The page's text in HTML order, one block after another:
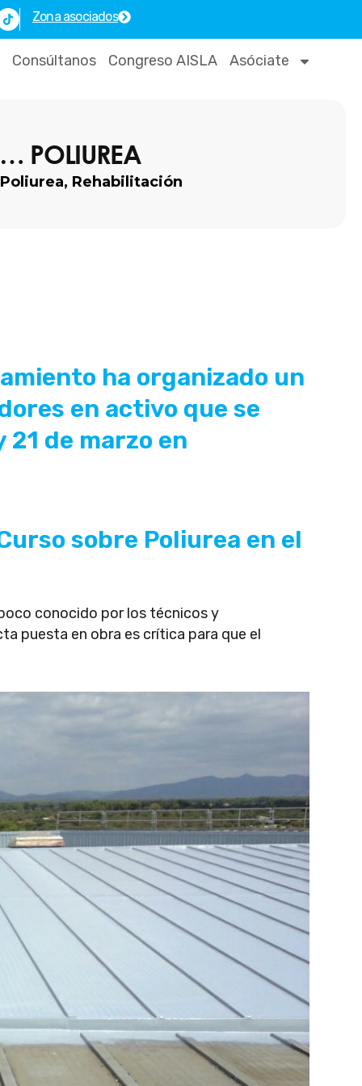
T
i
k
o
Zona asociados
Consúltanos Congreso AISLA Asóciate
POLIUREA
Poliurea, Rehabilitación
ha organizado un
en activo que se
de marzo en
sobre Poliurea en el
conocido por los técnicos y
puesta en obra es crítica para que el